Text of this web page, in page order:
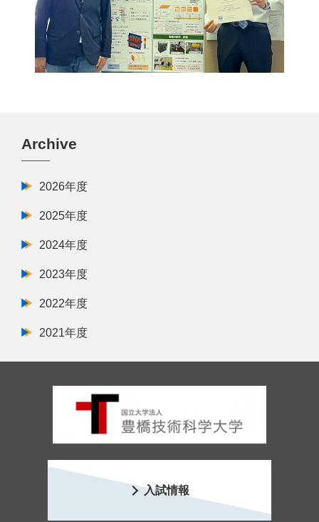
Archive
2026年度
2025年度
2024年度
2023年度
2022年度
2021年度
入試情報